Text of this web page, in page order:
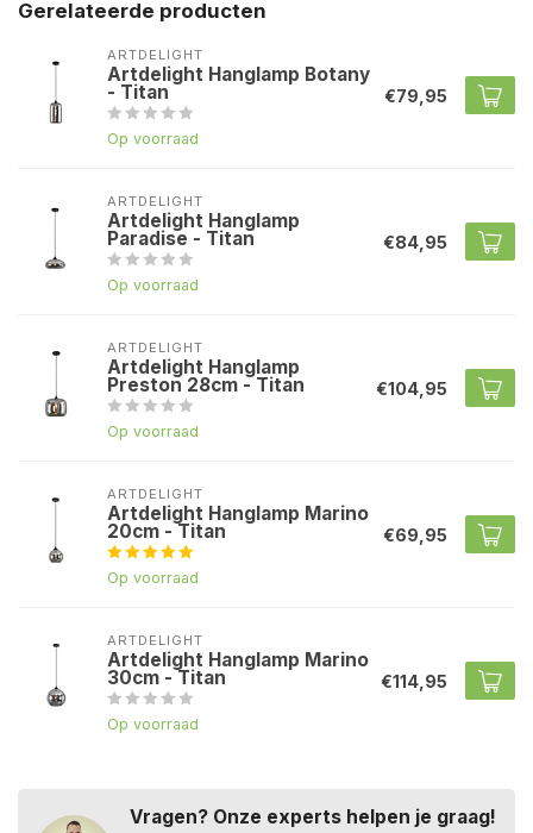
Gerelateerde producten
ARTDELIGHT
Artdelight Hanglamp Botany
- Titan
Op voorraad
€79,95
ARTDELIGHT
Artdelight Hanglamp
Paradise - Titan
Op voorraad
€84,95
ARTDELIGHT
Artdelight Hanglamp
Preston 28cm - Titan
Op voorraad
€104,95
ARTDELIGHT
Artdelight Hanglamp Marino
20cm - Titan
Op voorraad
€69,95
ARTDELIGHT
Artdelight Hanglamp Marino
30cm - Titan
Op voorraad
€114,95
Vragen? Onze experts helpen je graag!